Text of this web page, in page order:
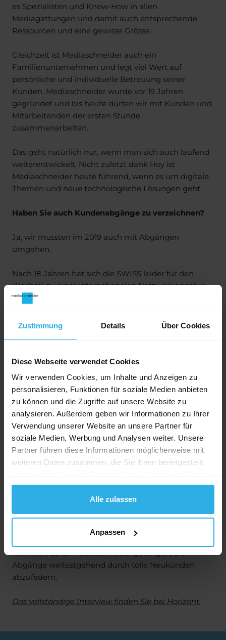
Zustimmung Details Über Cookies
Diese Webseite verwendet Cookies
Wir verwenden Cookies, um Inhalte und Anzeigen zu
personalisieren, Funktionen für soziale Medien anbieten
zu können und die Zugriffe auf unsere Website zu
analysieren. Außerdem geben wir Informationen zu Ihrer
Verwendung unserer Website an unsere Partner für
soziale Medien, Werbung und Analysen weiter. Unsere
Partner führen diese Informationen möglicherweise mit
weiteren Daten zusammen, die Sie ihnen bereitgestellt
gesammelt haben.
Alle zulassen
Anpassen
es Spezialisten und Know-How in allen
Mediagattungen und damit auch entsprechende
Ressourcen und eine gewisse Grösse.
Gleichzeit ist Mediaschneider auch ein
Familienunternehmen und legt viel Wert auf
persönliche und individuelle Betreuung seiner
Kunden. Mediaschneider wurde vor 19 Jahren
gegründet und bis heute dürfen wir mit Kunden und
Mitarbeitenden der ersten Stunde
zusammenarbeiten.
Das geht natürlich nur, wenn man sich auch laufend
weiterentwickelt. Nicht zuletzt dank Hoy ist
Mediaschneider heute führend, wenn es um digitale
Themen und neue technologische Lösungen geht.
Haben Sie auch Kundenabgänge zu verzeichnen?
Ja, wir mussten im 2019 auch mit Abgängen
umgehen.
Nach 18 Jahren hat sich die SWISS leider für den
Wechsel zu einer internationalen Netzwerkagentur
entschieden. Man möchte dadurch Synergien und
ist aber eine Auszeichnung für Mediaschneider, dass
durch uns festgehalten hatte.
Neben der Swiss haben wir mit BMW leider einen
weiteren Abgang zu verzeichnen. Der Kunde hat sich
nach zwei Vertragslaufzeiten (insgesamt über 6
Jahre) für eine Netzwerkagentur entschieden. In
einer Übergangsphase dürfen wir aber immer noch
einen Teil der programmatischen Aussteuerung
betreuen, bis der neue Partner in der Schweiz
komplett startklar ist.
schmerzt einen geschätzten Kunden zu verlieren –
insbesondere nach so langer und intensiver Zeit.
Gleichzeitig belebt es auch den Markt und gibt uns
Abgänge weitestgehend durch tolle Neukunden
abzufedern.
Das vollständige Interview finden Sie bei Horizont.